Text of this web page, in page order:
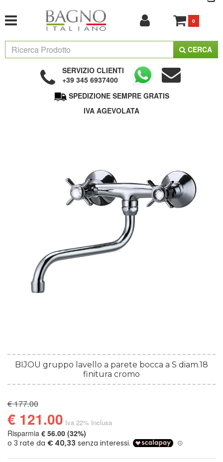
0
CERCA
SERVIZIO CLIENTI
+39 345 6937400
SPEDIZIONE SEMPRE GRATIS
IVA AGEVOLATA
BIJOU gruppo lavello a parete bocca a S diam.18
finitura cromo
€ 177.00
€ 121.00 Iva 22% Inclusa
Risparmia € 56.00 (32%)